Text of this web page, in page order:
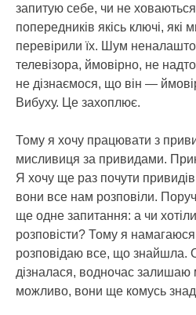
запитую себе, чи не
попередників якісь ключі, які
перевірили їх. Шум
телевізора, ймовірно, не
не дізнаємося, що він —
Вибуху. Це захоплює.
Тому я хочу працювати з
мисливиця за привидами.
Я хочу ще раз почути
вони все нам розповіли.
ще одне запитання: а чи
розповісти? Тому я
розповідаю все, що знайшла.
дізналася, водночас залишаю
можливо, вони ще комусь